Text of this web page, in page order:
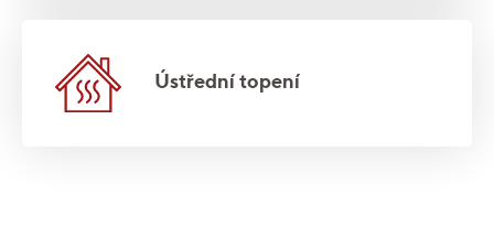
Ústřední topení